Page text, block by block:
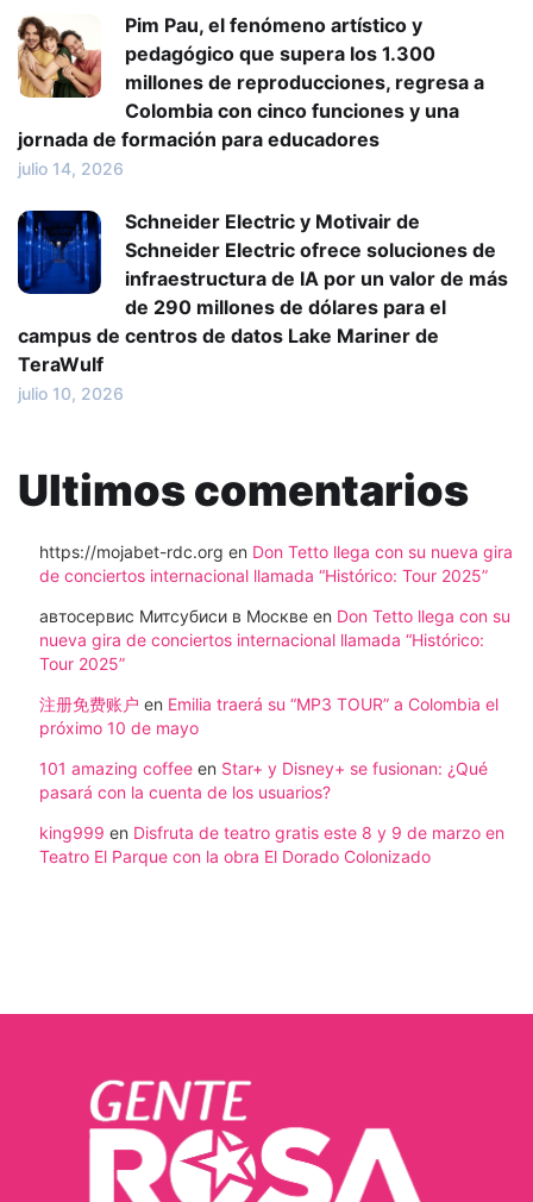
Pim Pau, el fenómeno artístico y
pedagógico que supera los 1.300
millones de reproducciones, regresa a
Colombia con cinco funciones y una
jornada de formación para educadores
julio 14, 2026
Schneider Electric y Motivair de
Schneider Electric ofrece soluciones de
infraestructura de IA por un valor de más
de 290 millones de dólares para el
campus de centros de datos Lake Mariner de
TeraWulf
julio 10, 2026
Ultimos comentarios
https://mojabet-rdc.org en Don Tetto llega con su nueva gira
de conciertos internacional llamada “Histórico: Tour 2025”
автосервис Митсубиси в Москве en Don Tetto llega con su
nueva gira de conciertos internacional llamada “Histórico:
Tour 2025”
注册免费账户 en Emilia traerá su “MP3 TOUR” a Colombia el
próximo 10 de mayo
101 amazing coffee en Star+ y Disney+ se fusionan: ¿Qué
pasará con la cuenta de los usuarios?
king999 en Disfruta de teatro gratis este 8 y 9 de marzo en
Teatro El Parque con la obra El Dorado Colonizado